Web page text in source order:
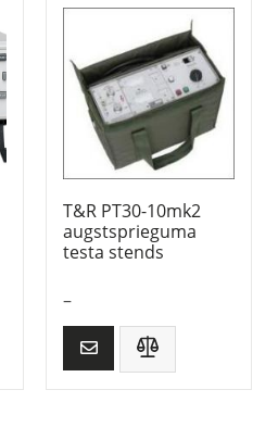
T&R PT30-10mk2
augstsprieguma
testa stends
–